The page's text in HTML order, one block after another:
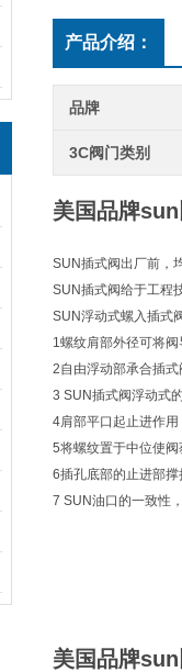
产品介绍：
品牌
3C阀门类别
美国品牌
SUN插式阀出厂前，
SUN插式阀给于工程
SUN浮动式螺入插
1螺纹肩部外径可将
2自由浮动部承合插
3 SUN插式阀浮动式
4肩部平口起止进作
5将螺纹置于中位使
6插孔底部的止进部
7 SUN油口的一致性
美国品牌